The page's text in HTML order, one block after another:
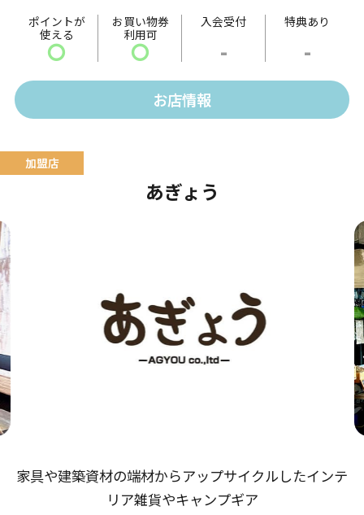
お子様から大人の方まで幅広い世代のお客様にも楽し
んでいただいております。
おすすめメニュー
・しおむすび ・ほぐし鮭むすび ・焼きおにぎ
ポイントが
使える
〇
お買い物券
利用可
〇
入会受付
-
特典あり
-
お店情報
あぎょう
家具や建築資材の端材からアップサイクルしたインテ
リア雑貨やキャンプギア